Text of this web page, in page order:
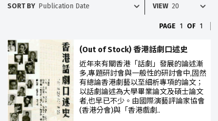
SORT BY VIEW
PAGE 1 OF 1
(Out of Stock) 香港話劇口述史
近年來有關香港「話劇」發展的論述漸
多,專題研討會與一般性的研討會中,固然
有總論香港劇藝以至細析專項的論文；
以話劇論述為大學畢業論文及碩士論文
者,也早已不少。由國際演藝評論家協會
(香港分會)與「香港戲劇..